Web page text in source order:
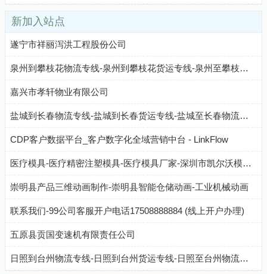
新加入站点
遂宁市祥丽泻洪工程股份公司
泉州到攀枝花物流专线-泉州到攀枝花货运专线-泉州至攀枝花物流公司-就发物流网
嘉兴市孝轩物业有限公司
盐城到长春物流专线-盐城到长春货运专线-盐城至长春物流公司-就发物流网
CDP客户数据平台_客户数字化全域营销中台 - LinkFlow
医疗模具-医疗精密注塑模具-医疗模具厂家-深圳市凯尔沃模具有限公司
崇明县产品三维动画制作-崇明县智能仓储动画-工业机械动画
联系我们-99公司客服开户电话17508888884 (线上开户办理)
五原县贡国变速机有限责任公司
日照到台州物流专线-日照到台州货运专线-日照至台州物流公司-就发物流网